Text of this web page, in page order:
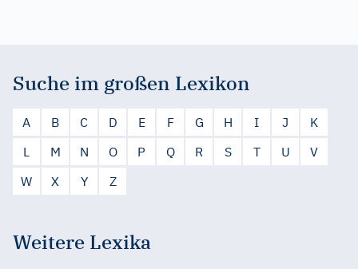
Suche im großen Lexikon
A B C D E F G H I J
K
L
M N O P Q R S T U
V
W
X Y Z
Weitere Lexika